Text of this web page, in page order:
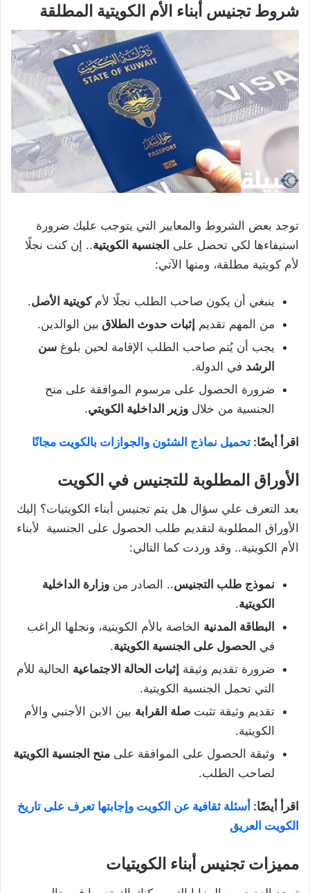
شروط تجنيس أبناء الأم الكويتية المطلقة
توجد بعض الشروط والمعايير التي يتوجب عليك ضرورة
استيفاءها لكي تحصل على الجنسية الكويتية.. إن كنت نجلًا
لأم كويتية مطلقة، ومنها الآتي:
ينبغي أن يكون صاحب الطلب نجلًا لأمكويتية الأصل.
من المهم تقديم إثبات حدوث الطلاق بين الوالدين.
يجب أن يُتم صاحب الطلب الإقامة لحين بلوغ سن
الرشد في الدولة.
ضرورة الحصول على مرسوم الموافقة على منح
الجنسية من خلال وزير الداخلية الكويتي.
اقرأ أيضًا: تحميل نماذج الشئون والجوازات بالكويت مجانًا
الأوراق المطلوبة للتجنيس في الكويت
بعد التعرف علي سؤال هل يتم تجنيس أبناء الكويتيات؟ إليك
الأوراق المطلوبة لتقديم طلب الحصول على الجنسية لأبناء
الأم الكويتية.. وقد وردت كما التالي:
نموذج طلب التجنيس.. الصادر من وزارة الداخلية
الكويتية.
البطاقة المدنية الخاصة بالأم الكويتية، ونجلها الراغب
في الحصول على الجنسية الكويتية.
ضرورة تقديم وثيقة إثبات الحالة الاجتماعية الحالية للأم
التي تحمل الجنسية الكويتية.
تقديم وثيقة تثبت صلة القرابة بين الابن الأجنبي والأم
الكويتية.
وثيقة الحصول على الموافقة على منح الجنسية الكويتية
لصاحب الطلب.
اقرأ أيضًا: أسئلة ثقافية عن الكويت وإجابتها تعرف على تاريخ
الكويت العريق
مميزات تجنيس أبناء الكويتيات